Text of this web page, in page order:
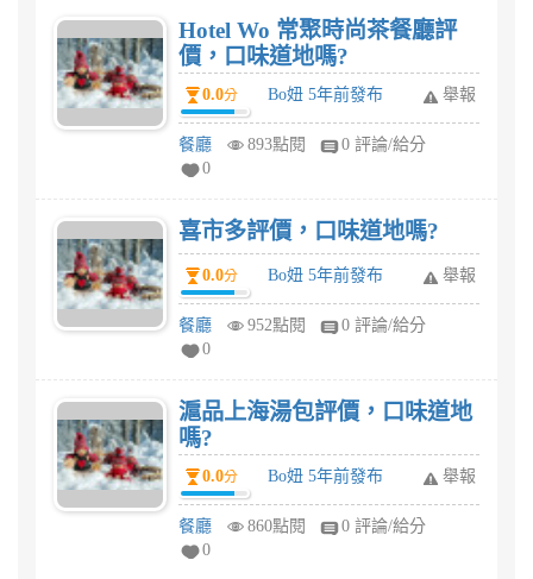
Hotel Wo 常聚時尚茶餐廳評
價，口味道地嗎?
0.0分 Bo妞 5年前發布 舉報
餐廳 893點閱
0 評論/給分
0
喜市多評價，口味道地嗎?
0.0分 Bo妞 5年前發布 舉報
餐廳 952點閱
0 評論/給分
0
滬品上海湯包評價，口味道地
嗎?
0.0分 Bo妞 5年前發布 舉報
餐廳 860點閱
0 評論/給分
0